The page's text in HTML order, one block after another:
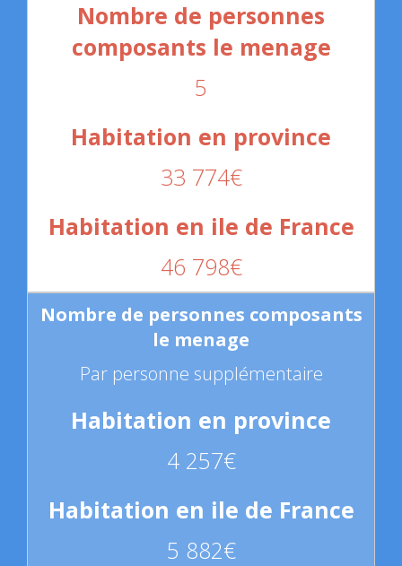
5
33 774€
46 798€
Par personne supplémentaire
4 257€
5 882€